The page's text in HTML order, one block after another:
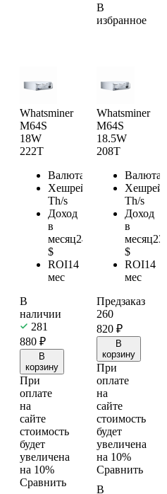
В
избранное
Whatsminer
M64S
18W
222T
Валюта
Хешрейт
Th/s
Доход
в
месяц246.42
$
ROI14
мес
В
наличии
281
880 ₽
В
корзину
При
оплате
на
сайте
стоимость
будет
увеличена
на 10%
Сравнить
Whatsminer
M64S
18.5W
208T
Валюта
Хешрейт
Th/s
Доход
в
месяц
$
ROI14
мес
Предзаказ
260
820₽
В
корзину
При
оплате
на
сайте
стоимость
будет
увеличена
на 10%
Сравнить
В